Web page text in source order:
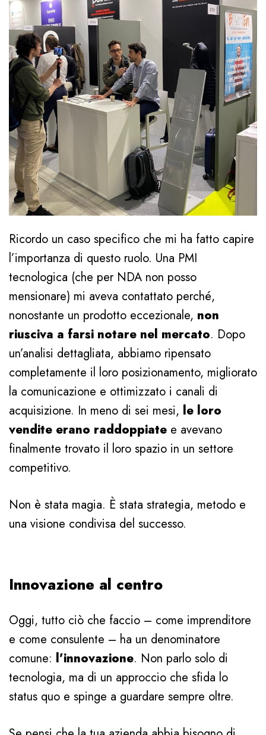
Ricordo un caso specifico che mi ha fatto capire
l’importanza di questo ruolo. Una PMI
tecnologica (che per NDA non posso
mensionare) mi aveva contattato perché,
nonostante un prodotto eccezionale, non
riusciva a farsi notare nel mercato. Dopo
un’analisi dettagliata, abbiamo ripensato
completamente il loro posizionamento, migliorato
la comunicazione e ottimizzato i canali di
acquisizione. In meno di sei mesi, le loro
vendite erano raddoppiate e avevano
finalmente trovato il loro spazio in un settore
competitivo.
Non è stata magia. È stata strategia, metodo e
una visione condivisa del successo.
Innovazione al centro
Oggi, tutto ciò che faccio – come imprenditore
e come consulente – ha un denominatore
comune: l’innovazione. Non parlo solo di
tecnologia, ma di un approccio che sfida lo
status quo e spinge a guardare sempre oltre.